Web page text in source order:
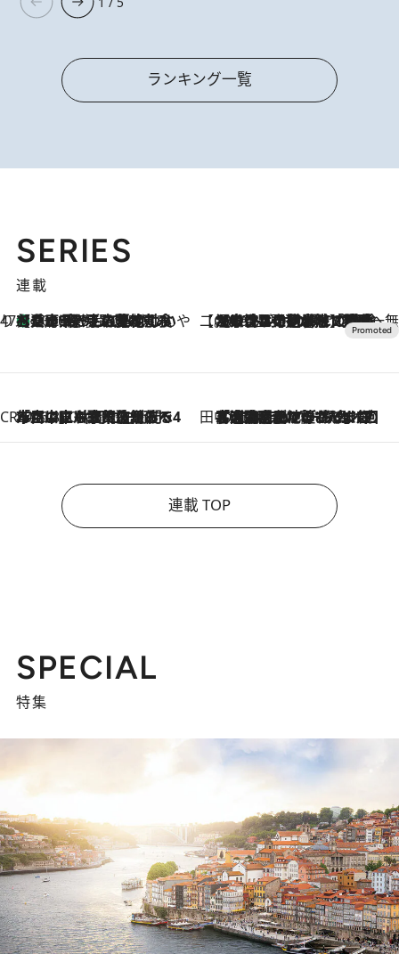
ランキング一覧
SERIES
連載
47都道府県の手みやげ ひんやりスイーツで夏を満喫
2026.8.8
【兵庫県】この夏絶対食べたい 冷やしておいしいおやつ3選 淡路島の恵みをジェラートに集約 【CREA×星野リゾート】唯一無二。癒しと発見が待つ場所へ
2026.8.7
【トンボの足水浴】ヒノキの香りに包まれて涼感マックス！約13℃の湧水かけ流しを避暑地「星野温泉 トンボの湯」で体験
CREA'S CHOICE
2026.8.7
「立川にも歌舞伎があるんだよ」 片岡仁左衛門・市川中車ら豪華座組みで4年目の立川立飛歌舞伎へ 田中稲の勝手に再ブーム
2026.8.7
「湘南乃風に憧れて」観客大盛上がりの“タオル回し”に、ラッパー顔負けの高速歌唱まで…さだまさし（74）のアグレッシブすぎる現在地
連載 TOP
SPECIAL
特集